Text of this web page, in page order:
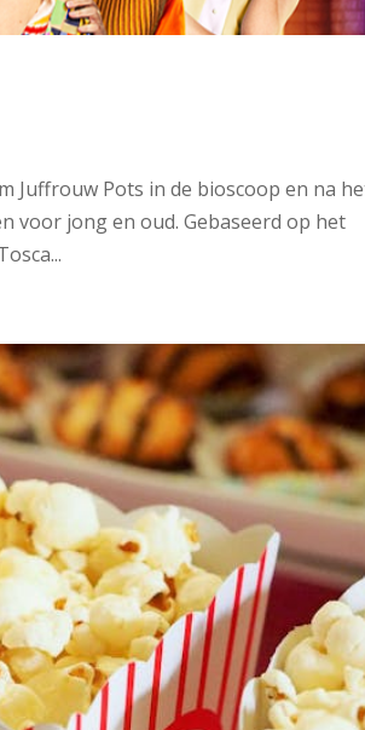
Juffrouw Pots in de bioscoop en na
voor jong en oud. Gebaseerd op het